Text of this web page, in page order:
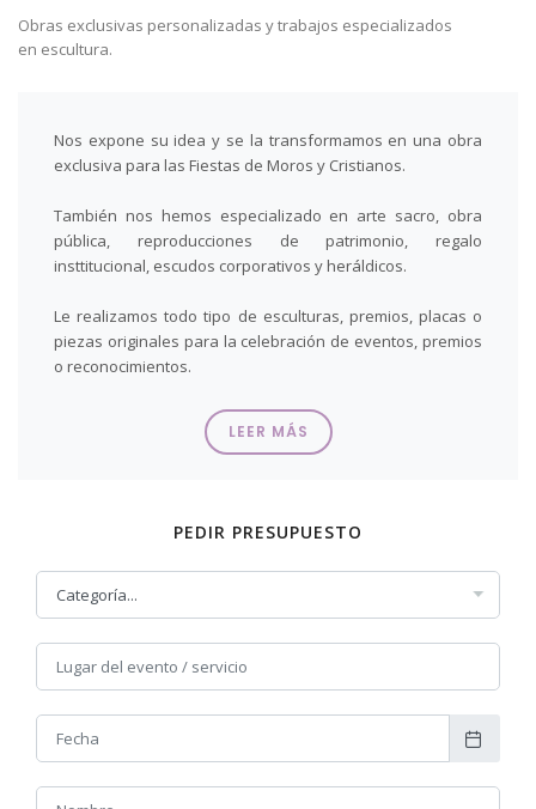
Obras exclusivas personalizadas y trabajos especializados
en escultura.
Nos expone su idea y se la transformamos en una obra
exclusiva para las Fiestas de Moros y Cristianos.
También nos hemos especializado en arte sacro, obra
pública, reproducciones de patrimonio, regalo
insttitucional, escudos corporativos y heráldicos.
Le realizamos todo tipo de esculturas, premios, placas o
piezas originales para la celebración de eventos, premios
o reconocimientos.
Le ofrecemos presupuesto y boceto sin compromiso
RELLENE EL FORMULARIO ADJUNTO Y CUÉNTENOS QUÉ
NECESITA!
LEER MÁS
PEDIR PRESUPUESTO